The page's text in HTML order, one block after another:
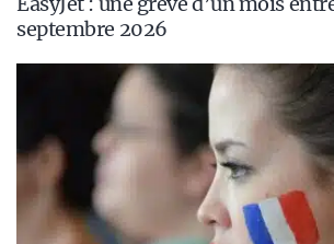
septembre 2026